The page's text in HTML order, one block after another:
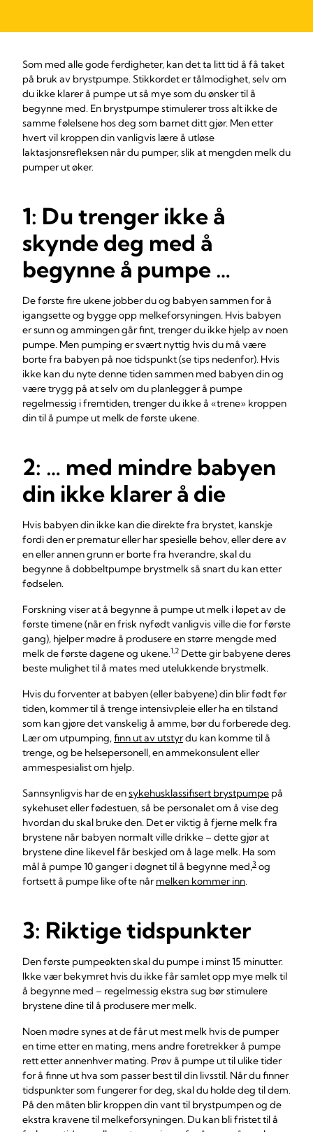
Som med alle gode ferdigheter, kan det ta litt tid å få taket
på bruk av brystpumpe. Stikkordet er tålmodighet, selv om
du ikke klarer å pumpe ut så mye som du ønsker til å
begynne med. En brystpumpe stimulerer tross alt ikke de
samme følelsene hos deg som barnet ditt gjør. Men etter
hvert vil kroppen din vanligvis lære å utløse
laktasjonsrefleksen når du pumper, slik at mengden melk du
pumper ut øker.
1: Du trenger ikke å
skynde deg med å
begynne å pumpe …
De første fire ukene jobber du og babyen sammen for å
igangsette og bygge opp melkeforsyningen. Hvis babyen
er sunn og ammingen går fint, trenger du ikke hjelp av noen
pumpe. Men pumping er svært nyttig hvis du må være
borte fra babyen på noe tidspunkt (se tips nedenfor). Hvis
ikke kan du nyte denne tiden sammen med babyen din og
være trygg på at selv om du planlegger å pumpe
regelmessig i fremtiden, trenger du ikke å «trene» kroppen
din til å pumpe ut melk de første ukene.
2: … med mindre babyen
din ikke klarer å die
Hvis babyen din ikke kan die direkte fra brystet, kanskje
fordi den er prematur eller har spesielle behov, eller dere av
en eller annen grunn er borte fra hverandre, skal du
begynne å dobbeltpumpe brystmelk så snart du kan etter
fødselen.
Forskning viser at å begynne å pumpe ut melk i løpet av de
første timene (når en frisk nyfødt vanligvis ville die for første
gang), hjelper mødre å produsere en større mengde med
melk de første dagene og ukene.1,2 Dette gir babyene deres
beste mulighet til å mates med utelukkende brystmelk.
Hvis du forventer at babyen (eller babyene) din blir født før
tiden, kommer til å trenge intensivpleie eller ha en tilstand
som kan gjøre det vanskelig å amme, bør du forberede deg.
Lær om utpumping,finn ut av utstyrdu kan komme til å
trenge, og be helsepersonell, en ammekonsulent eller
ammespesialist om hjelp.
Sannsynligvis har de ensykehusklassifisert brystpumpe på
sykehuset eller fødestuen, så be personalet om å vise deg
hvordan du skal bruke den. Det er viktig å fjerne melk fra
brystene når babyen normalt ville drikke – dette gjør at
brystene dine likevel får beskjed om å lage melk. Ha som
mål å pumpe 10 ganger i døgnet til å begynne med,3 og
fortsett å pumpe like ofte nårmelken kommer inn.
3: Riktige tidspunkter
Den første pumpeøkten skal du pumpe i minst 15 minutter.
Ikke vær bekymret hvis du ikke får samlet opp mye melk til
å begynne med – regelmessig ekstra sug bør stimulere
brystene dine til å produsere mer melk.
Noen mødre synes at de får ut mest melk hvis de pumper
en time etter en mating, mens andre foretrekker å pumpe
rett etter annenhver mating. Prøv å pumpe ut til ulike tider
for å finne ut hva som passer best til din livsstil. Når du finner
tidspunkter som fungerer for deg, skal du holde deg til dem.
På den måten blir kroppen din vant til brystpumpen og de
ekstra kravene til melkeforsyningen. Du kan bli fristet til å